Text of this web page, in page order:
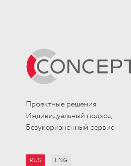
Проектные решения
Индивидуальный подход
Безукоризненный сервис
RUS ENG